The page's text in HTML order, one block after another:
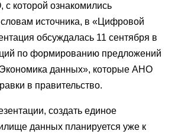
которой ознакомились
источника, в «Цифровой
обсуждалась 11 сентября в
по формированию предложений
данных», которые АНО
в правительство.
создать единое
данных планируется уже к